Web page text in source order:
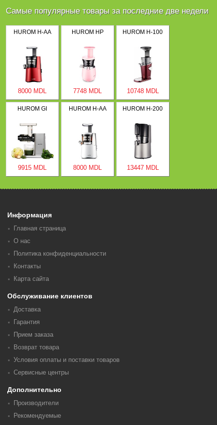
Самые популярные товары за последние две недели
HUROM H-AA
8000 MDL
HUROM HP
7748 MDL
HUROM H-100
10748 MDL
HUROM GI
9915 MDL
HUROM H-AA
8000 MDL
HUROM H-200
13447 MDL
Информация
Главная страница
О нас
Политика конфиденциальности
Контакты
Карта сайта
Обслуживание клиентов
Доставка
Гарантия
Прием заказа
Возврат товара
Условия оплаты и поставки товаров
Сервисные центры
Дополнительно
Производители
Рекомендуемые